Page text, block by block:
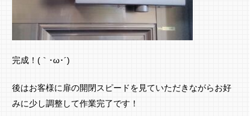
完成！(｀･ω･´)ゞ
後はお客様に扉の開閉スピードを見ていただきながらお好
みに少し調整して作業完了です！